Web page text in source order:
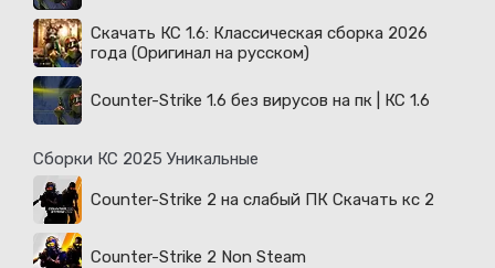
Скачать КС 1.6: Классическая сборка 2026
года (Оригинал на русском)
Counter-Strike 1.6 без вирусов на пк | КС 1.6
Сборки КС 2025 Уникальные
Counter-Strike 2 на слабый ПК Скачать кс 2
Counter-Strike 2 Non Steam